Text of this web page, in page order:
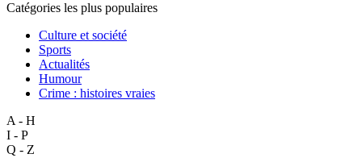
Catégories les plus populaires
Culture et société
Sports
Actualités
Humour
Crime : histoires vraies
A - H
I - P
Q - Z